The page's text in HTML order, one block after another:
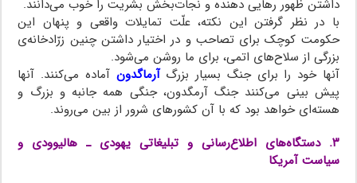
داشتن ظهور رهایی دهنده و نجات‌بخش بشریت را خوب می‌دانند.
با در نظر گرفتن این نکته، علّت تمایلات واقعی و پنهان این
حکومت کوچک برای تصاحب و در اختیار داشتن چنین زرّادخانه‌ی
بزرگی از سلاح‌های اتمی، برای ما روشن می‌شود.
آنها خود را برای جنگ بسیار بزرگآرماگدون آماده می‌کنند. آنها
پیش بینی می‌کنند جنگ آرمگدون، جنگی همه جانبه و بزرگ و
هسته‌ای خواهد بود که با آن کشورهای شرور از بین می‌روند.
۳. دستگاه‌های اطلاع‌رسانی و تبلیغاتی یهودی ـ هالیوودی و
سیاست آمریکا